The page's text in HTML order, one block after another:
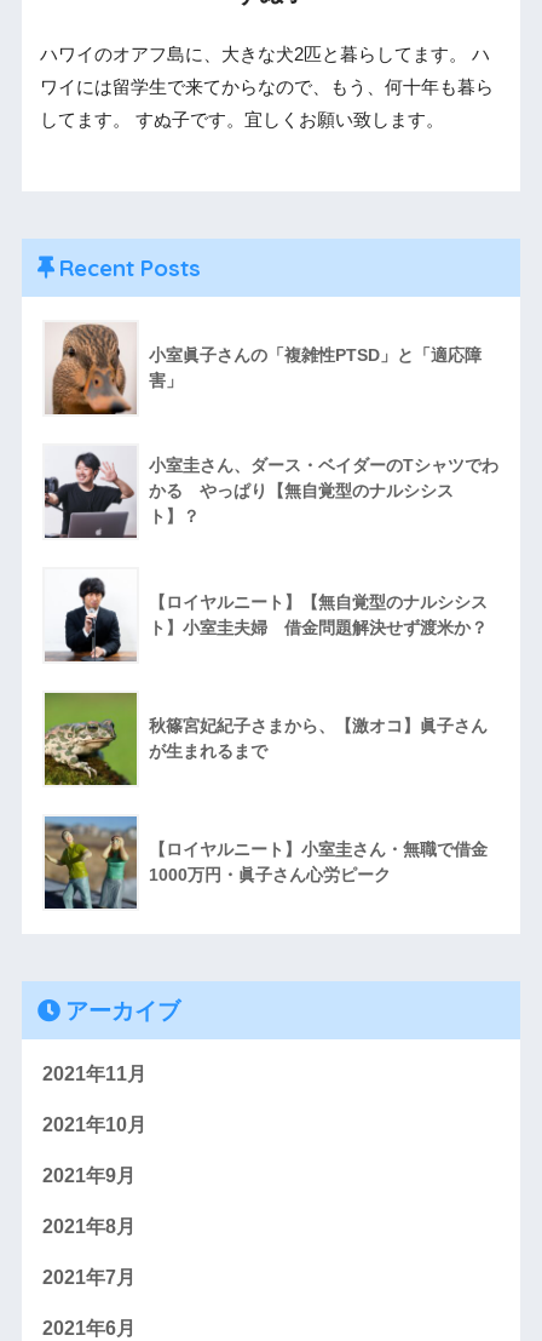
ハワイのオアフ島に、大きな犬2匹と暮らしてます。 ハ
ワイには留学生で来てからなので、もう、何十年も暮ら
してます。 すぬ子です。宜しくお願い致します。
Recent Posts
小室眞子さんの「複雑性PTSD」と「適応障
害」
小室圭さん、ダース・ベイダーのTシャツでわ
かる やっぱり【無自覚型のナルシシス
ト】？
【ロイヤルニート】【無自覚型のナルシシス
ト】小室圭夫婦 借金問題解決せず渡米か？
秋篠宮妃紀子さまから、【激オコ】眞子さん
が生まれるまで
【ロイヤルニート】小室圭さん・無職で借金
1000万円・眞子さん心労ピーク
アーカイブ
2021年11月
2021年10月
2021年9月
2021年8月
2021年7月
2021年6月